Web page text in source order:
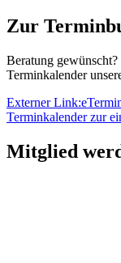
Zur
Beratung
Terminkalender
Externer Link:
Terminkalender zur
Mitglied